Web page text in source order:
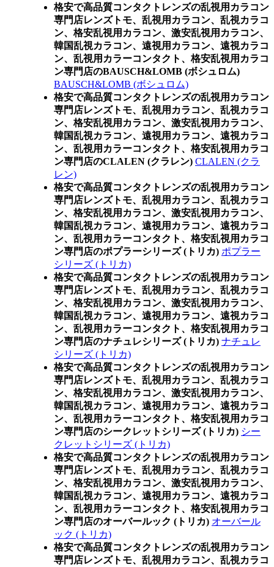
格安で高品質コンタクトレンズの乱視用カラコン
専門店レンズトモ、乱視用カラコン、乱視カラコ
ン、格安乱視用カラコン、激安乱視用カラコン、
韓国乱視カラコン、遠視用カラコン、遠視カラコ
ン、乱視用カラーコンタクト、格安乱視用カラコ
ン専門店のBAUSCH&LOMB (ボシュロム)
BAUSCH&LOMB (ボシュロム)
格安で高品質コンタクトレンズの乱視用カラコン
専門店レンズトモ、乱視用カラコン、乱視カラコ
ン、格安乱視用カラコン、激安乱視用カラコン、
韓国乱視カラコン、遠視用カラコン、遠視カラコ
ン、乱視用カラーコンタクト、格安乱視用カラコ
ン専門店のCLALEN (クラレン) CLALEN (クラ
レン)
格安で高品質コンタクトレンズの乱視用カラコン
専門店レンズトモ、乱視用カラコン、乱視カラコ
ン、格安乱視用カラコン、激安乱視用カラコン、
韓国乱視カラコン、遠視用カラコン、遠視カラコ
ン、乱視用カラーコンタクト、格安乱視用カラコ
ン専門店のポプラーシリーズ (トリカ) ポプラー
シリーズ (トリカ)
格安で高品質コンタクトレンズの乱視用カラコン
専門店レンズトモ、乱視用カラコン、乱視カラコ
ン、格安乱視用カラコン、激安乱視用カラコン、
韓国乱視カラコン、遠視用カラコン、遠視カラコ
ン、乱視用カラーコンタクト、格安乱視用カラコ
ン専門店のナチュレシリーズ (トリカ) ナチュレ
シリーズ (トリカ)
格安で高品質コンタクトレンズの乱視用カラコン
専門店レンズトモ、乱視用カラコン、乱視カラコ
ン、格安乱視用カラコン、激安乱視用カラコン、
韓国乱視カラコン、遠視用カラコン、遠視カラコ
ン、乱視用カラーコンタクト、格安乱視用カラコ
ン専門店のシークレットシリーズ (トリカ) シー
クレットシリーズ (トリカ)
格安で高品質コンタクトレンズの乱視用カラコン
専門店レンズトモ、乱視用カラコン、乱視カラコ
ン、格安乱視用カラコン、激安乱視用カラコン、
韓国乱視カラコン、遠視用カラコン、遠視カラコ
ン、乱視用カラーコンタクト、格安乱視用カラコ
ン専門店のオーバールック (トリカ) オーバール
ック (トリカ)
格安で高品質コンタクトレンズの乱視用カラコン
専門店レンズトモ、乱視用カラコン、乱視カラコ